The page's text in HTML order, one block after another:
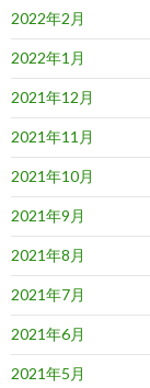
2022年2月
2022年1月
2021年12月
2021年11月
2021年10月
2021年9月
2021年8月
2021年7月
2021年6月
2021年5月